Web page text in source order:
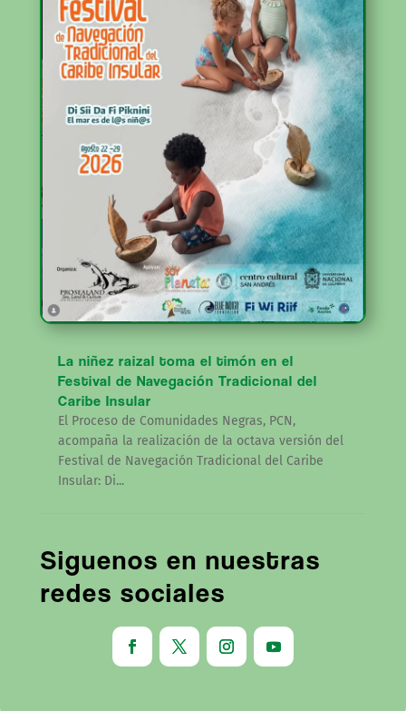
La niñez raizal toma el timón en el
Festival de Navegación Tradicional del
Caribe Insular
El Proceso de Comunidades Negras, PCN,
acompaña la realización de la octava versión del
Festival de Navegación Tradicional del Caribe
Insular: Di...
Siguenos en nuestras
redes sociales